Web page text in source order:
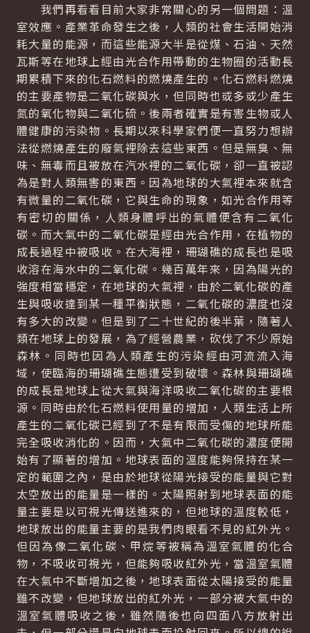
我們再看看目前大家非常關心的另一個問題：溫
室效應。產業革命發生之後，人類的社會生活開始消
耗大量的能源，而這些能源大半是從煤、石油、天然
瓦斯等在地球上經由光合作用帶動的生物圈的活動長
期累積下來的化石燃料的燃燒產生的。化石燃料燃燒
的主要產物是二氧化碳與水，但同時也或多或少產生
氮的氧化物與二氧化硫。後兩者確實是有害生物或人
體健康的污染物。長期以來科學家們便一直努力想辦
法從燃燒產生的廢氣裡除去這些東西。但是無臭、無
味、無毒而且被放在汽水裡的二氧化碳，卻一直被認
為是對人類無害的東西。因為地球的大氣裡本來就含
有微量的二氧化碳，它與生命的現象，如光合作用等
有密切的關係，人類身體呼出的氣體便含有二氧化
碳。而大氣中的二氧化碳是經由光合作用，在植物的
成長過程中被吸收。在大海裡，珊瑚礁的成長也是吸
收溶在海水中的二氧化碳。幾百萬年來，因為陽光的
強度相當穩定，在地球的大氣裡，由於二氧化碳的產
生與吸收達到某一種平衡狀態，二氧化碳的濃度也沒
有多大的改變。但是到了二十世紀的後半葉，隨著人
類在地球上的發展，為了經營農業，砍伐了不少原始
森林。同時也因為人類產生的污染經由河流流入海
域，使臨海的珊瑚礁生態遭受到破壞。森林與珊瑚礁
的成長是地球上從大氣與海洋吸收二氧化碳的主要根
源。同時由於化石燃料使用量的增加，人類生活上所
產生的二氧化碳已經到了不是有限而受傷的地球所能
完全吸收消化的。因而，大氣中二氧化碳的濃度便開
始有了顯著的增加。地球表面的溫度能夠保持在某一
定的範圍之內，是由於地球從陽光接受的能量與它對
太空放出的能量是一樣的。太陽照射到地球表面的能
量主要是以可視光傳送進來的，但地球的溫度較低，
地球放出的能量主要的是我們肉眼看不見的紅外光。
但因為像二氧化碳、甲烷等被稱為溫室氣體的化合
物，不吸收可視光，但能夠吸收紅外光，當溫室氣體
在大氣中不斷增加之後，地球表面從太陽接受的能量
雖不改變，但地球放出的紅外光，一部分被大氣中的
溫室氣體吸收之後，雖然隨後也向四面八方放射出